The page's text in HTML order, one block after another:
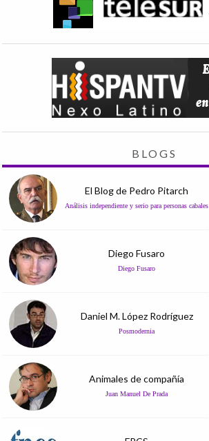
BLOGS
El Blog de Pedro Pitarch
Análisis independiente y serio para personas cabales
Diego Fusaro
Diego Fusaro
Daniel M. López Rodríguez
Posmodernia
Animales de compañía
Juan Manuel De Prada